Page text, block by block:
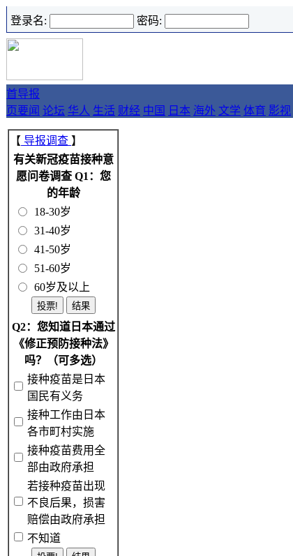
登录名: 密码:
首
页
导报
要闻 论坛 华人 生活 财经 中国 日本 海外 文学 体育 影视
【 导报调查 】
有关新冠疫苗接种意
愿问卷调查 Q1：您
的年龄
18-30岁
31-40岁
41-50岁
51-60岁
60岁及以上
Q2：您知道日本通过
《修正预防接种法》
吗？（可多选）
接种疫苗是日本
国民有义务
接种工作由日本
各市町村实施
接种疫苗费用全
部由政府承担
若接种疫苗出现
不良后果，损害
赔偿由政府承担
不知道